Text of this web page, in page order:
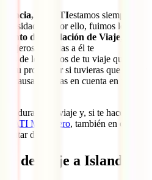
en IATIestamos siempre
y por ello, fuimos los
de Anulación de Viaje
viajeros. Gracias a él te
de los gastos de tu viaje que no
tu proveedor si tuvieras que anular
causas tenidas en cuenta en tu
ti durante tu viaje y, si te haces con
tu IATI Mochilero, también en caso
de él.
de viaje a Islandia